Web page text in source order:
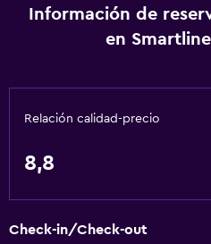
Bingo
Entretenimiento nocturno
Mesa de billar
Servicios básicos
Información de
en
Relación calidad-precio
8,8
Check-in/Check-out